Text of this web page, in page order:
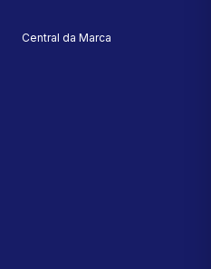
Central da Marca